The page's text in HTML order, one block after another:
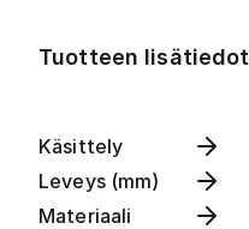
Tuotteen lisätiedot
Käsittely
Leveys (mm)
Materiaali